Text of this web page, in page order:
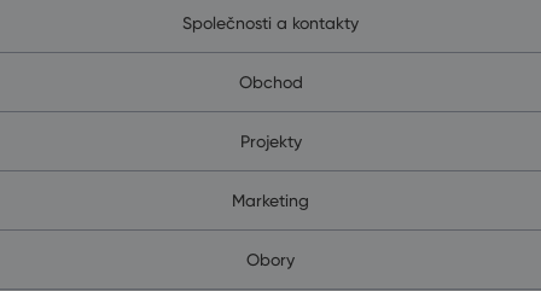
Společnosti a kontakty
Obchod
Projekty
Marketing
Obory